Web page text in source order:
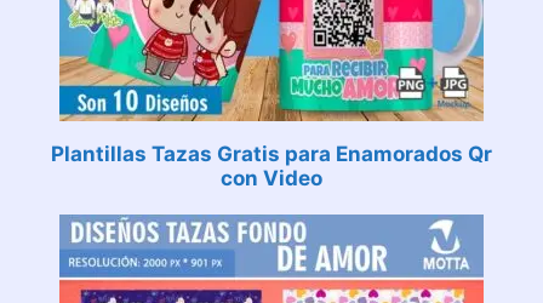
Plantillas Tazas Gratis para Enamorados Qr
con Video